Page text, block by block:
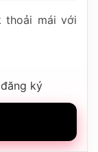
thoải mái với
ký